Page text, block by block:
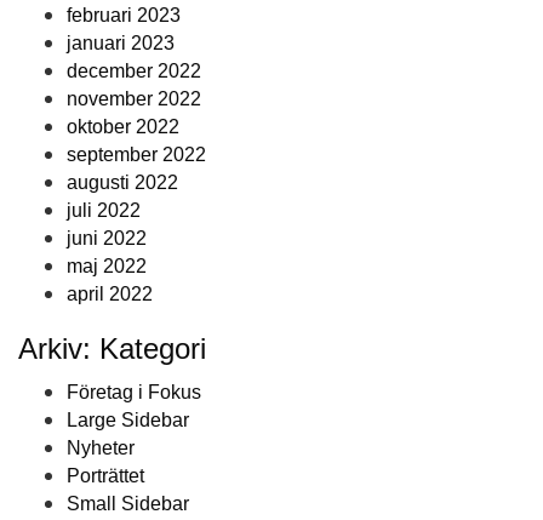
februari 2023
januari 2023
december 2022
november 2022
oktober 2022
september 2022
augusti 2022
juli 2022
juni 2022
maj 2022
april 2022
Arkiv: Kategori
Företag i Fokus
Large Sidebar
Nyheter
Porträttet
Small Sidebar